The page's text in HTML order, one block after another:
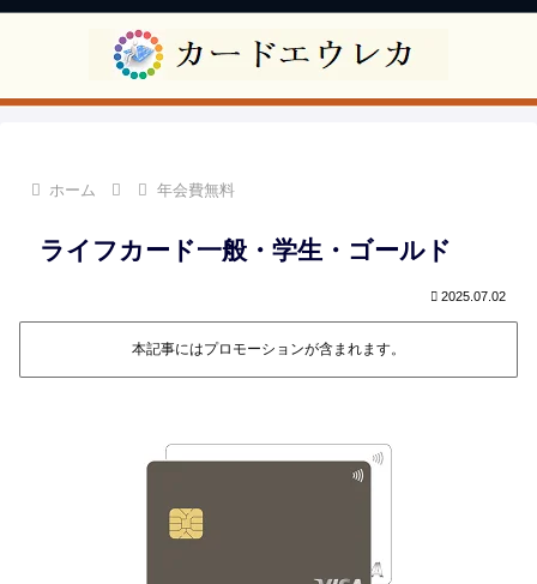
ホーム 年会費無料
ライフカード一般・学生・ゴールド
2025.07.02
本記事にはプロモーションが含まれます。